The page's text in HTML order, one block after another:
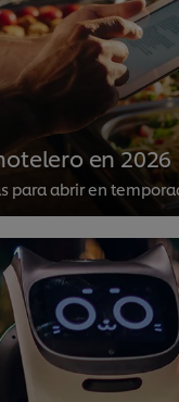
en 2026
para abrir en